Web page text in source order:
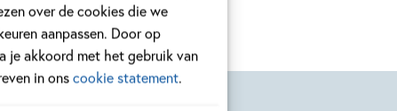
over de cookies die we
aanpassen. Door op
je akkoord met het gebruik van
in onscookie statement.